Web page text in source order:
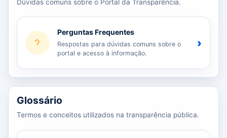
Dúvidas comuns sobre o Portal da Transparência.
Perguntas Frequentes
Respostas para dúvidas comuns sobre o
portal e acesso à informação.
›
Glossário
Termos e conceitos utilizados na transparência pública.